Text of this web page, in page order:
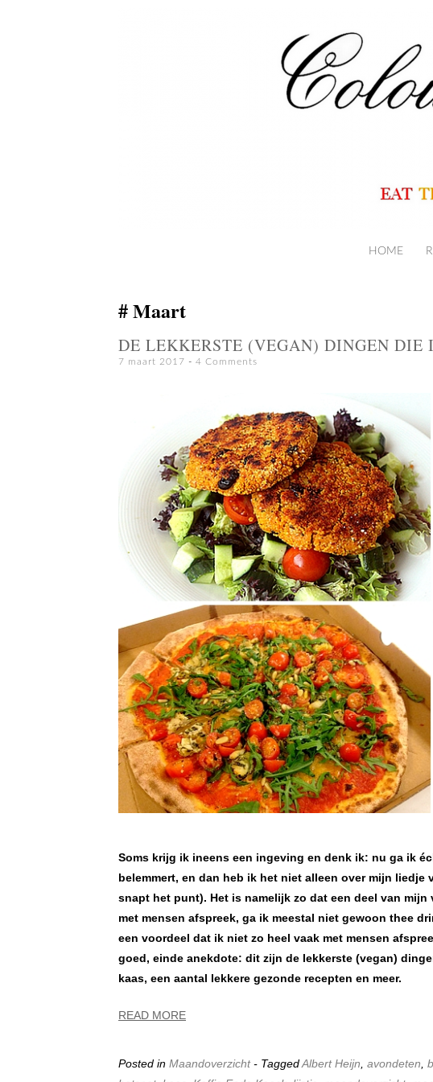
HOME
Maart
DE LEKKERSTE (VEGAN) DINGEN DIE
7 maart 2017 4 Comments
Soms krijg ik ineens een ingeving en denk ik: nu ga ik
belemmert, en dan heb ik het niet alleen over mijn
snapt het punt). Het is namelijk zo dat een deel van
met mensen afspreek, ga ik meestal niet gewoon thee
een voordeel dat ik niet zo heel vaak met mensen
goed, einde anekdote: dit zijn de lekkerste (vegan)
kaas, een aantal lekkere gezonde recepten en meer.
READ MORE
Posted in Maandoverzicht - TaggedAlbert Heijn avondeten